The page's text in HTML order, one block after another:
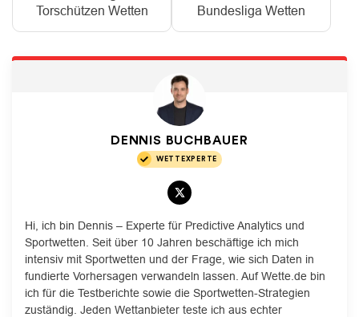
Torschützen Wetten
Bundesliga Wetten
DENNIS BUCHBAUER
WETTEXPERTE
Hi, ich bin Dennis – Experte für Predictive Analytics und
Sportwetten. Seit über 10 Jahren beschäftige ich mich
intensiv mit Sportwetten und der Frage, wie sich Daten in
fundierte Vorhersagen verwandeln lassen. Auf Wette.de bin
ich für die Testberichte sowie die Sportwetten-Strategien
zuständig. Jeden Wettanbieter teste ich aus echter